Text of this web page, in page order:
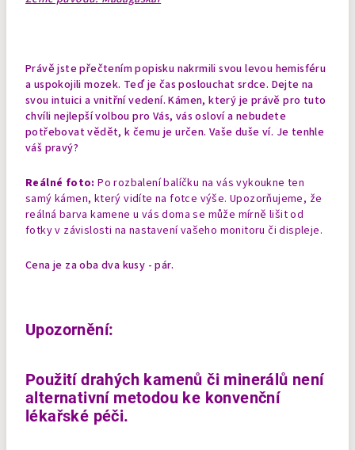
Právě jste přečtením popisku nakrmili svou levou hemisféru
a uspokojili mozek. Teď je čas poslouchat srdce. Dejte na
svou intuici a vnitřní vedení. Kámen, který je právě pro tuto
chvíli nejlepší volbou pro Vás, vás osloví a nebudete
potřebovat vědět, k čemu je určen. Vaše duše ví. Je tenhle
váš pravý?
Reálné foto: Po rozbalení balíčku na vás vykoukne ten
samý kámen, který vidíte na fotce výše. Upozorňujeme, že
reálná barva kamene u vás doma se může mírně lišit od
fotky v závislosti na nastavení vašeho monitoru či displeje.
Cena je za oba dva kusy - pár.
Upozornění:
Použití drahých kamenů či minerálů není
alternativní metodou ke konvenční
lékařské péči.